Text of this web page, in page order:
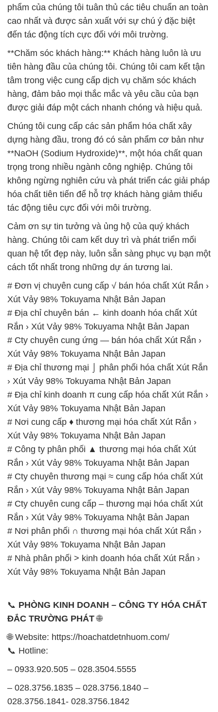
phẩm của chúng tôi tuân thủ các tiêu chuẩn an toàn
cao nhất và được sản xuất với sự chú ý đặc biệt
đến tác động tích cực đối với môi trường.
**Chăm sóc khách hàng:** Khách hàng luôn là ưu
tiên hàng đầu của chúng tôi. Chúng tôi cam kết tận
tâm trong việc cung cấp dịch vụ chăm sóc khách
hàng, đảm bảo mọi thắc mắc và yêu cầu của bạn
được giải đáp một cách nhanh chóng và hiệu quả.
Chúng tôi cung cấp các sản phẩm hóa chất xây
dựng hàng đầu, trong đó có sản phẩm cơ bản như
**NaOH (Sodium Hydroxide)**, một hóa chất quan
trọng trong nhiều ngành công nghiệp. Chúng tôi
không ngừng nghiên cứu và phát triển các giải pháp
hóa chất tiên tiến để hỗ trợ khách hàng giảm thiểu
tác động tiêu cực đối với môi trường.
Cảm ơn sự tin tưởng và ủng hộ của quý khách
hàng. Chúng tôi cam kết duy trì và phát triển mối
quan hệ tốt đẹp này, luôn sẵn sàng phục vụ bạn một
cách tốt nhất trong những dự án tương lai.
# Đơn vị chuyên cung cấp √ bán hóa chất Xút Rắn ›
Xút Vảy 98% Tokuyama Nhật Bản Japan
# Địa chỉ chuyên bán ← kinh doanh hóa chất Xút
Rắn › Xút Vảy 98% Tokuyama Nhật Bản Japan
# Cty chuyên cung ứng — bán hóa chất Xút Rắn ›
Xút Vảy 98% Tokuyama Nhật Bản Japan
# Địa chỉ thương mại ⌡ phân phối hóa chất Xút Rắn
› Xút Vảy 98% Tokuyama Nhật Bản Japan
# Địa chỉ kinh doanh π cung cấp hóa chất Xút Rắn ›
Xút Vảy 98% Tokuyama Nhật Bản Japan
# Nơi cung cấp ♦ thương mại hóa chất Xút Rắn ›
Xút Vảy 98% Tokuyama Nhật Bản Japan
# Công ty phân phối ▲ thương mại hóa chất Xút
Rắn › Xút Vảy 98% Tokuyama Nhật Bản Japan
# Cty chuyên thương mại ≈ cung cấp hóa chất Xút
Rắn › Xút Vảy 98% Tokuyama Nhật Bản Japan
# Cty chuyên cung cấp – thương mại hóa chất Xút
Rắn › Xút Vảy 98% Tokuyama Nhật Bản Japan
# Nơi phân phối ∩ thương mại hóa chất Xút Rắn ›
Xút Vảy 98% Tokuyama Nhật Bản Japan
# Nhà phân phối > kinh doanh hóa chất Xút Rắn ›
Xút Vảy 98% Tokuyama Nhật Bản Japan
📞 PHÒNG KINH DOANH – CÔNG TY HÓA CHẤT
ĐẮC TRƯỜNG PHÁT🌐
🌐 Website: https://hoachatdetnhuom.com/
📞 Hotline:
– 0933.920.505 – 028.3504.5555
– 028.3756.1835 – 028.3756.1840 –
028.3756.1841- 028.3756.1842